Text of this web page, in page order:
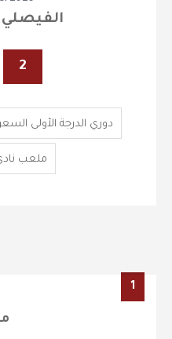
البكيرية X الفيصلي
2
دوري الدرجة الأولى
ملعب
1